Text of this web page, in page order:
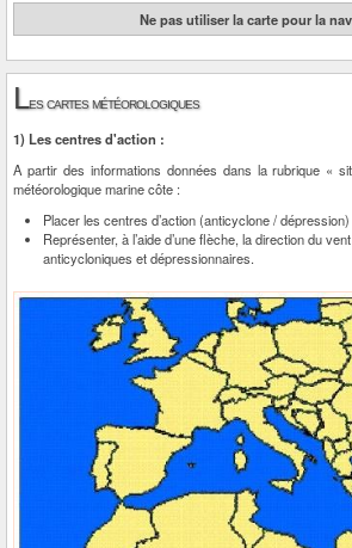
Ne pas utiliser la carte pour la
Les cartes météorologiques
1) Les centres d'action :
A partir des informations données dans la rubrique «
météorologique marine côte :
Placer les centres d’action (anticyclone /
Représenter, à l’aide d’une flèche, la direction du
anticycloniques et dépressionnaires.